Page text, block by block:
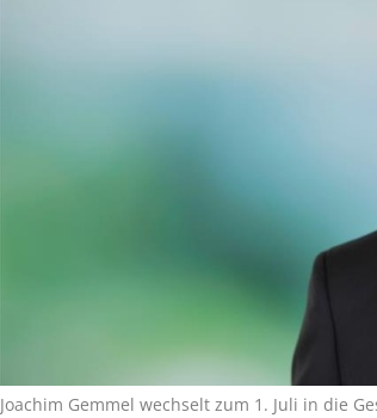
Joachim Gemmel wechselt zum 1. Juli in die